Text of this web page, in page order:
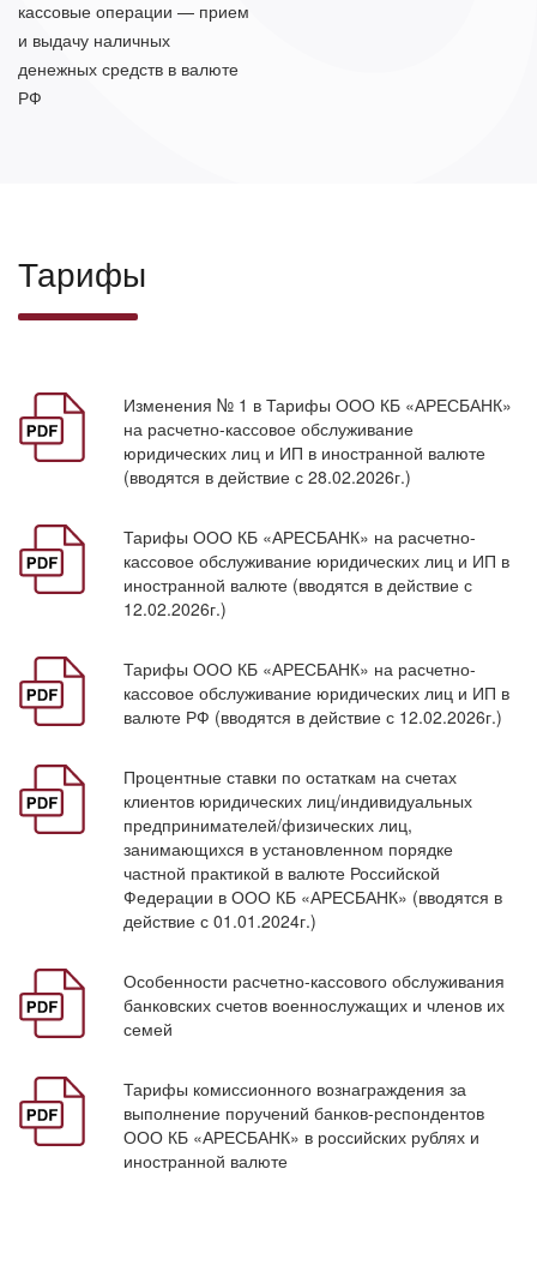
кассовые операции — прием
и выдачу наличных
денежных средств в валюте
РФ
Тарифы
Изменения № 1 в Тарифы ООО КБ «АРЕСБАНК»
на расчетно-кассовое обслуживание
юридических лиц и ИП в иностранной валюте
(вводятся в действие с 28.02.2026г.)
Тарифы ООО КБ «АРЕСБАНК» на расчетно-
кассовое обслуживание юридических лиц и ИП в
иностранной валюте (вводятся в действие с
12.02.2026г.)
Тарифы ООО КБ «АРЕСБАНК» на расчетно-
кассовое обслуживание юридических лиц и ИП в
валюте РФ (вводятся в действие с 12.02.2026г.)
Процентные ставки по остаткам на счетах
клиентов юридических лиц/индивидуальных
предпринимателей/физических лиц,
занимающихся в установленном порядке
частной практикой в валюте Российской
Федерации в ООО КБ «АРЕСБАНК» (вводятся в
действие с 01.01.2024г.)
Особенности расчетно-кассового обслуживания
банковских счетов военнослужащих и членов их
семей
Тарифы комиссионного вознаграждения за
выполнение поручений банков-респондентов
ООО КБ «АРЕСБАНК» в российских рублях и
иностранной валюте